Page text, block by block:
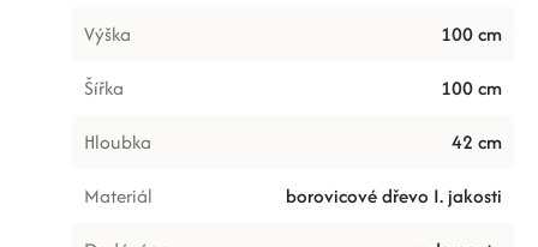
Výška
100 cm
Šířka
100 cm
Hloubka
42 cm
Materiál
borovicové dřevo I. jakosti